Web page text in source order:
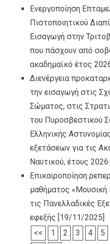
Ενεργοποίηση
Πιστοποιητικού
Εισαγωγή στην
που πάσχουν από
ακαδημαϊκό έτος
Διενέργεια
την εισαγωγή στις
Σώματος, στις
του Πυροσβεστικού
Ελληνικής
εξετάσεων για τις
Ναυτικού, έτους 2026
Επικαιροποίηση
μαθήματος «Μουσική
τις Πανελλαδικές
εφεξής [19/11/2025]
<<
1 2 3 4 5